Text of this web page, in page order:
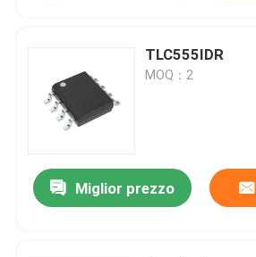
TLC555IDR
MOQ：2
Miglior prezzo